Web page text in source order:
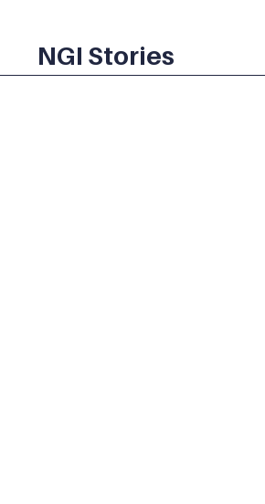
NGI Stories